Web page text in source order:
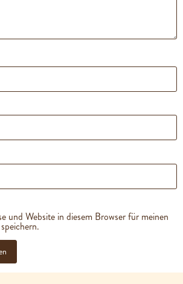
und Website in diesem Browser für meinen